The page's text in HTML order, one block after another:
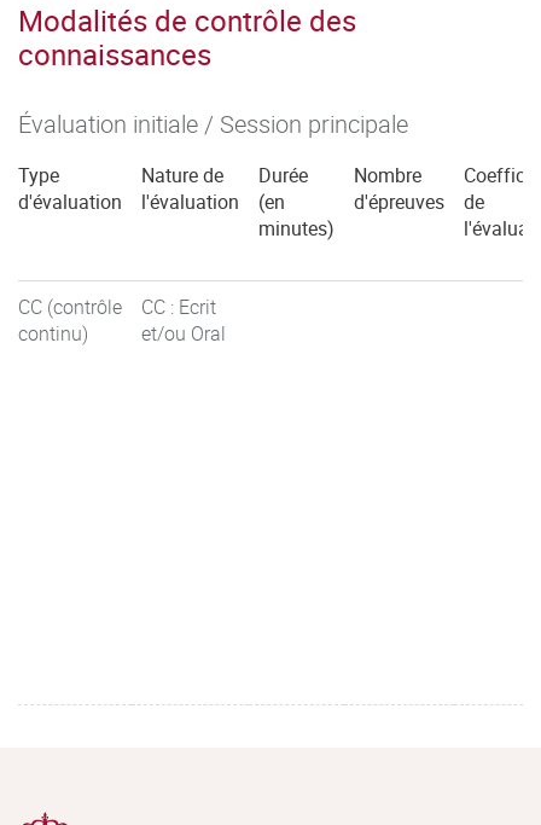
Modalités de contrôle des
connaissances
Évaluation initiale / Session principale
Type
d'évaluation
Nature de
l'évaluation
Durée
(en
minutes)
Nombre
d'épreuves
de
CC (contrôle
continu)
CC : Ecrit
et/ou Oral